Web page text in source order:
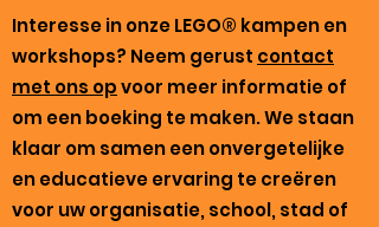
Interesse in onze LEGO® kampen en
workshops? Neem gerust contact
met ons opvoor meer informatie of
om een boeking te maken. We staan
klaar om samen een onvergetelijke
en educatieve ervaring te creëren
voor uw organisatie, school, stad of